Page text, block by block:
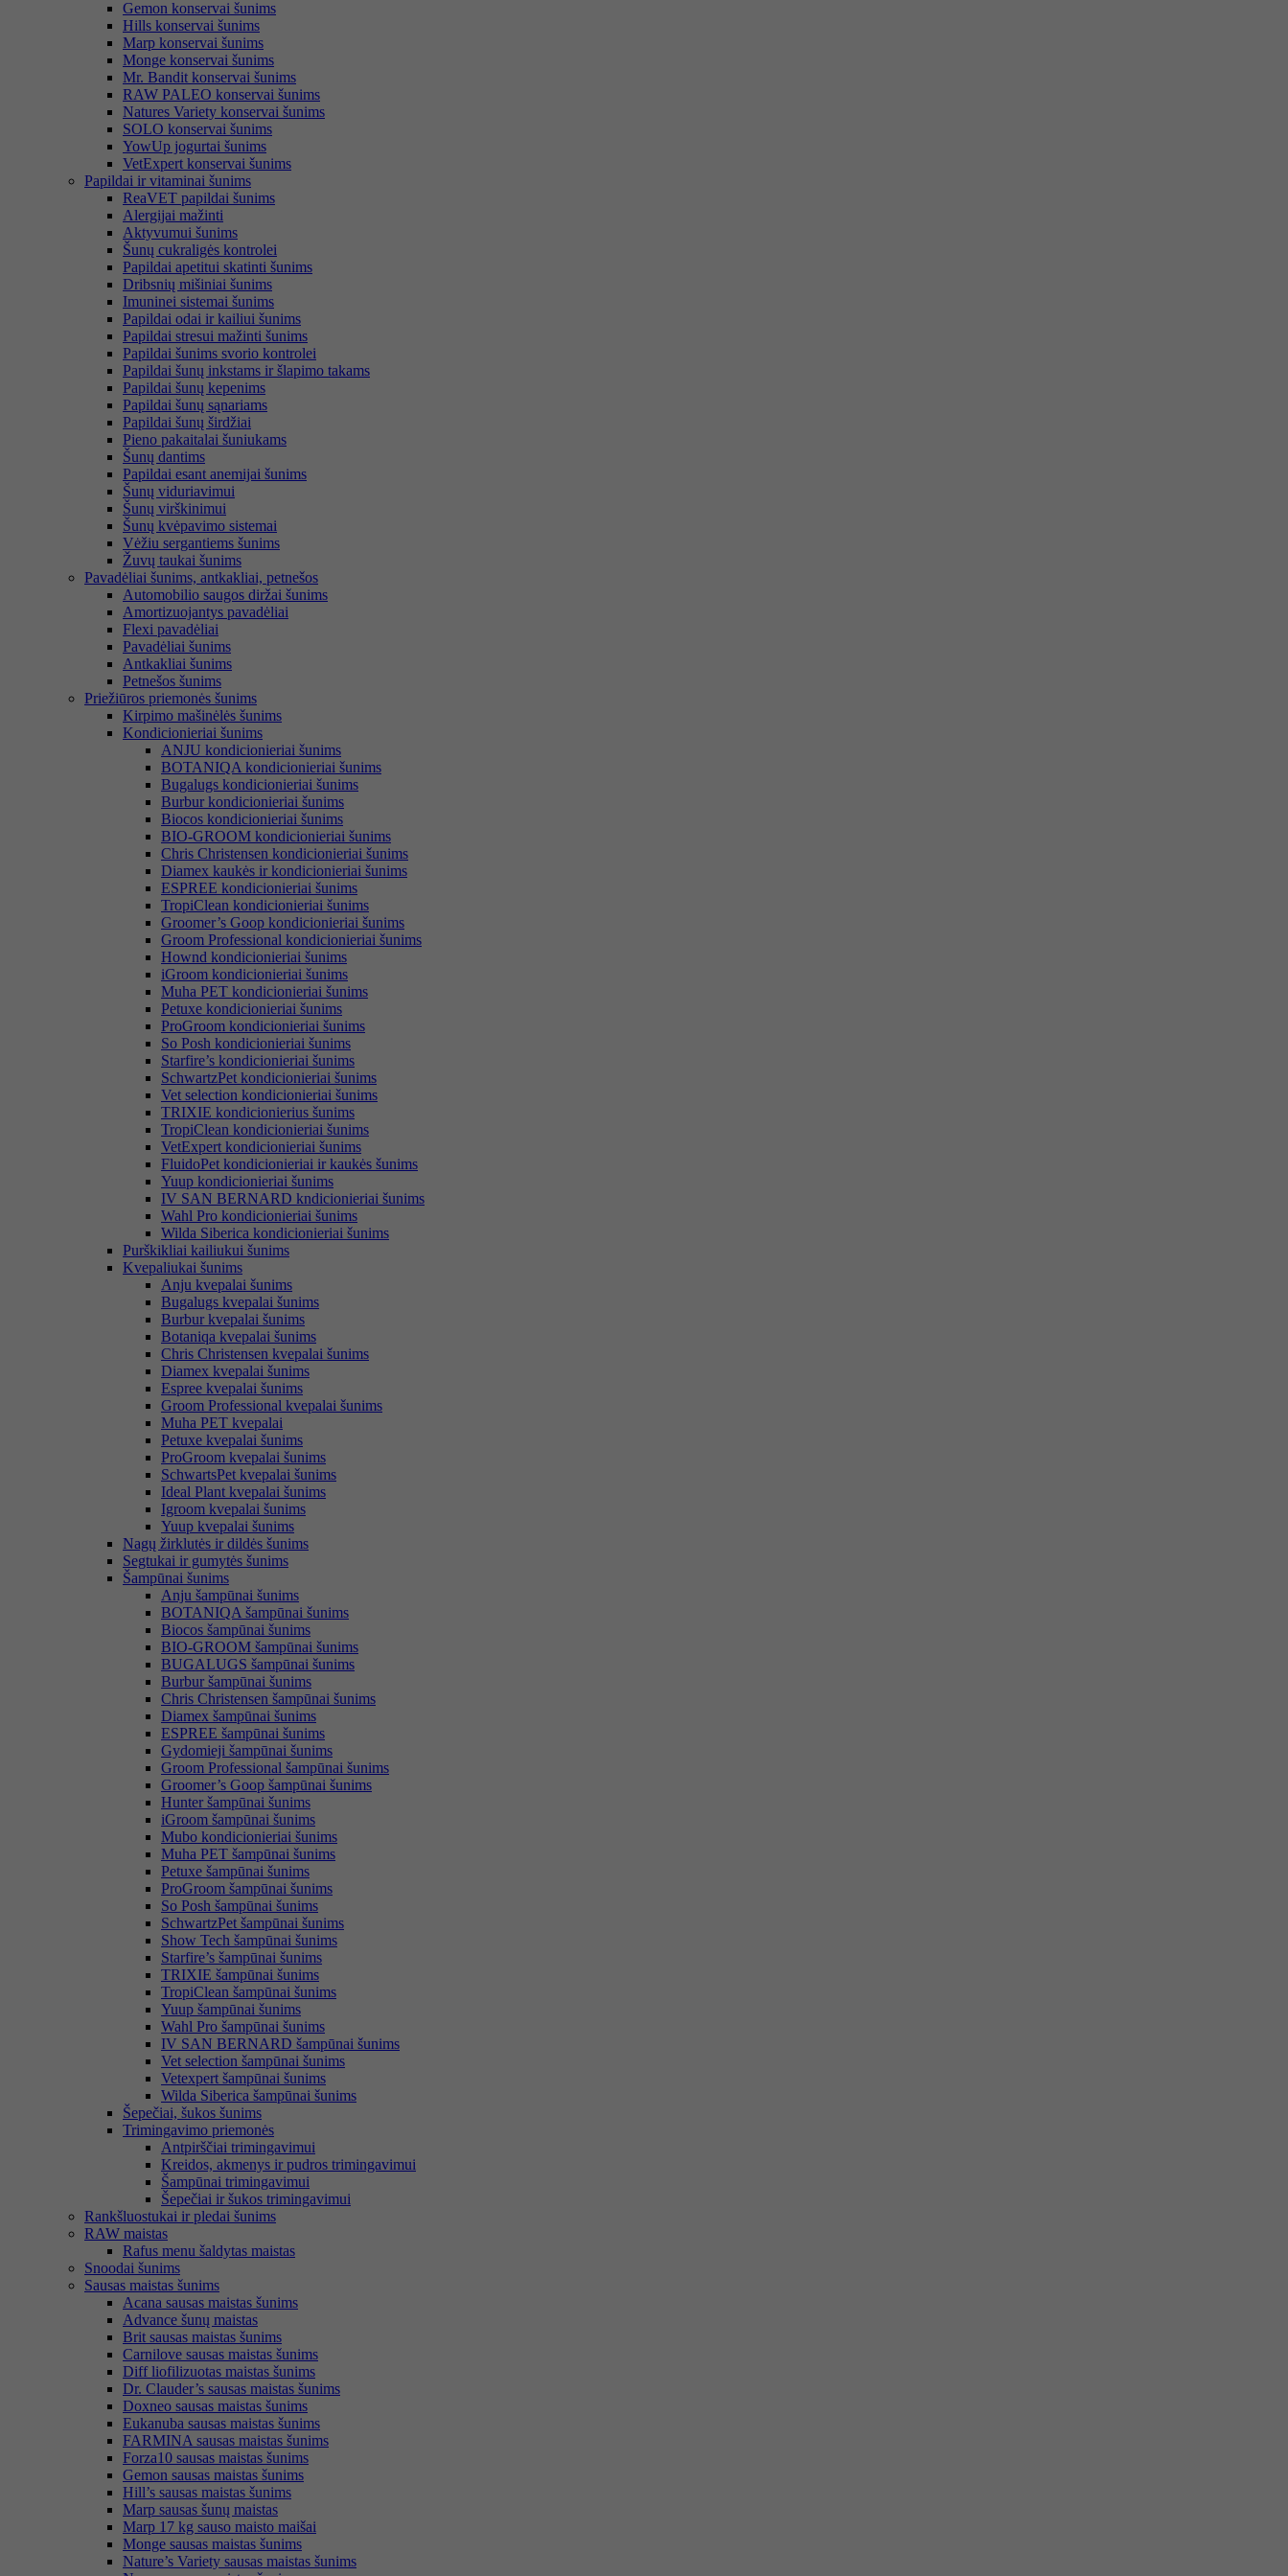
Gemon konservai šunims
Hills konservai šunims
Marp konservai šunims
Monge konservai šunims
Mr. Bandit konservai šunims
RAW PALEO konservai šunims
Natures Variety konservai šunims
SOLO konservai šunims
YowUp jogurtai šunims
VetExpert konservai šunims
Papildai ir vitaminai šunims
ReaVET papildai šunims
Alergijai mažinti
Aktyvumui šunims
Šunų cukraligės kontrolei
Papildai apetitui skatinti šunims
Dribsnių mišiniai šunims
Imuninei sistemai šunims
Papildai odai ir kailiui šunims
Papildai stresui mažinti šunims
Papildai šunims svorio kontrolei
Papildai šunų inkstams ir šlapimo takams
Papildai šunų kepenims
Papildai šunų sąnariams
Papildai šunų širdžiai
Pieno pakaitalai šuniukams
Šunų dantims
Papildai esant anemijai šunims
Šunų viduriavimui
Šunų virškinimui
Šunų kvėpavimo sistemai
Vėžiu sergantiems šunims
Žuvų taukai šunims
Pavadėliai šunims, antkakliai, petnešos
Automobilio saugos diržai šunims
Amortizuojantys pavadėliai
Flexi pavadėliai
Pavadėliai šunims
Antkakliai šunims
Petnešos šunims
Priežiūros priemonės šunims
Kirpimo mašinėlės šunims
Kondicionieriai šunims
ANJU kondicionieriai šunims
BOTANIQA kondicionieriai šunims
Bugalugs kondicionieriai šunims
Burbur kondicionieriai šunims
Biocos kondicionieriai šunims
BIO-GROOM kondicionieriai šunims
Chris Christensen kondicionieriai šunims
Diamex kaukės ir kondicionieriai šunims
ESPREE kondicionieriai šunims
TropiClean kondicionieriai šunims
Groomer’s Goop kondicionieriai šunims
Groom Professional kondicionieriai šunims
Hownd kondicionieriai šunims
iGroom kondicionieriai šunims
Muha PET kondicionieriai šunims
Petuxe kondicionieriai šunims
ProGroom kondicionieriai šunims
So Posh kondicionieriai šunims
Starfire’s kondicionieriai šunims
SchwartzPet kondicionieriai šunims
Vet selection kondicionieriai šunims
TRIXIE kondicionierius šunims
TropiClean kondicionieriai šunims
VetExpert kondicionieriai šunims
FluidoPet kondicionieriai ir kaukės šunims
Yuup kondicionieriai šunims
IV SAN BERNARD kndicionieriai šunims
Wahl Pro kondicionieriai šunims
Wilda Siberica kondicionieriai šunims
Purškikliai kailiukui šunims
Kvepaliukai šunims
Anju kvepalai šunims
Bugalugs kvepalai šunims
Burbur kvepalai šunims
Botaniqa kvepalai šunims
Chris Christensen kvepalai šunims
Diamex kvepalai šunims
Espree kvepalai šunims
Groom Professional kvepalai šunims
Muha PET kvepalai
Petuxe kvepalai šunims
ProGroom kvepalai šunims
SchwartsPet kvepalai šunims
Ideal Plant kvepalai šunims
Igroom kvepalai šunims
Yuup kvepalai šunims
Nagų žirklutės ir dildės šunims
Segtukai ir gumytės šunims
Šampūnai šunims
Anju šampūnai šunims
BOTANIQA šampūnai šunims
Biocos šampūnai šunims
BIO-GROOM šampūnai šunims
BUGALUGS šampūnai šunims
Burbur šampūnai šunims
Chris Christensen šampūnai šunims
Diamex šampūnai šunims
ESPREE šampūnai šunims
Gydomieji šampūnai šunims
Groom Professional šampūnai šunims
Groomer’s Goop šampūnai šunims
Hunter šampūnai šunims
iGroom šampūnai šunims
Mubo kondicionieriai šunims
Muha PET šampūnai šunims
Petuxe šampūnai šunims
ProGroom šampūnai šunims
So Posh šampūnai šunims
SchwartzPet šampūnai šunims
Show Tech šampūnai šunims
Starfire’s šampūnai šunims
TRIXIE šampūnai šunims
TropiClean šampūnai šunims
Yuup šampūnai šunims
Wahl Pro šampūnai šunims
IV SAN BERNARD šampūnai šunims
Vet selection šampūnai šunims
Vetexpert šampūnai šunims
Wilda Siberica šampūnai šunims
Šepečiai, šukos šunims
Trimingavimo priemonės
Antpirščiai trimingavimui
Kreidos, akmenys ir pudros trimingavimui
Šampūnai trimingavimui
Šepečiai ir šukos trimingavimui
Rankšluostukai ir pledai šunims
RAW maistas
Rafus menu šaldytas maistas
Snoodai šunims
Sausas maistas šunims
Acana sausas maistas šunims
Advance šunų maistas
Brit sausas maistas šunims
Carnilove sausas maistas šunims
Diff liofilizuotas maistas šunims
Dr. Clauder’s sausas maistas šunims
Doxneo sausas maistas šunims
Eukanuba sausas maistas šunims
FARMINA sausas maistas šunims
Forza10 sausas maistas šunims
Gemon sausas maistas šunims
Hill’s sausas maistas šunims
Marp sausas šunų maistas
Marp 17 kg sauso maisto maišai
Monge sausas maistas šunims
Nature’s Variety sausas maistas šunims